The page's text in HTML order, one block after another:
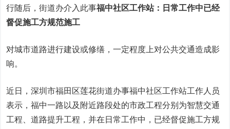
行随后，街道办介入此事福中社区工作站： 日常工作中已经
督促施工方规范施工
对城市道路进行建设或修缮，一定程度上对公共交通造成影
响。
近日，深圳市福田区莲花街道办事福中社区工作站工作人员
表示，福中一路以及附近路段处的市政工程分别为智慧交通
工程、道路提升工程，并在日常工作中，已经督促施工方规